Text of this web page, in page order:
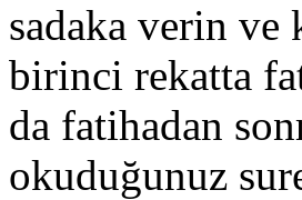
sadaka verin ve
birinci rekatta
da fatihadan
okuduğunuz